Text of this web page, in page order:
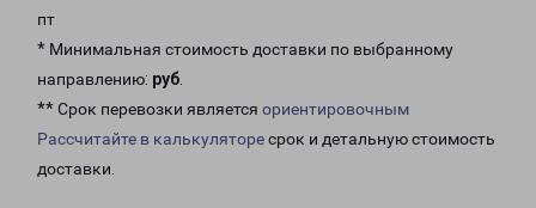
пт
* Минимальная стоимость доставки по выбранному
направлению: руб.
** Срок перевозки является ориентировочным
Рассчитайте в калькуляторесрок и детальную стоимость
доставки.